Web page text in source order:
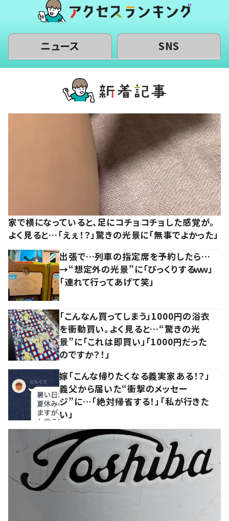
ニュース SNS
家で横になっていると、足にコチョコチョした感覚が。
よく見ると…「えぇ！？」驚きの光景に「無事でよかった」
出張で…列車の指定席を予約したら…
→“想定外の光景”に「びっくりするｗｗ」
「連れて行ってあげて笑」
「こんなん買ってしまう」1000円の浴衣
を衝動買い。よく見ると…“驚きの光
景”に「これは即買い」「1000円だった
のですか？！」
嫁「こんな帰りたくなる義実家ある！？」
義父から届いた“衝撃のメッセー
ジ”に…「絶対帰省する！」「私が行きた
い」